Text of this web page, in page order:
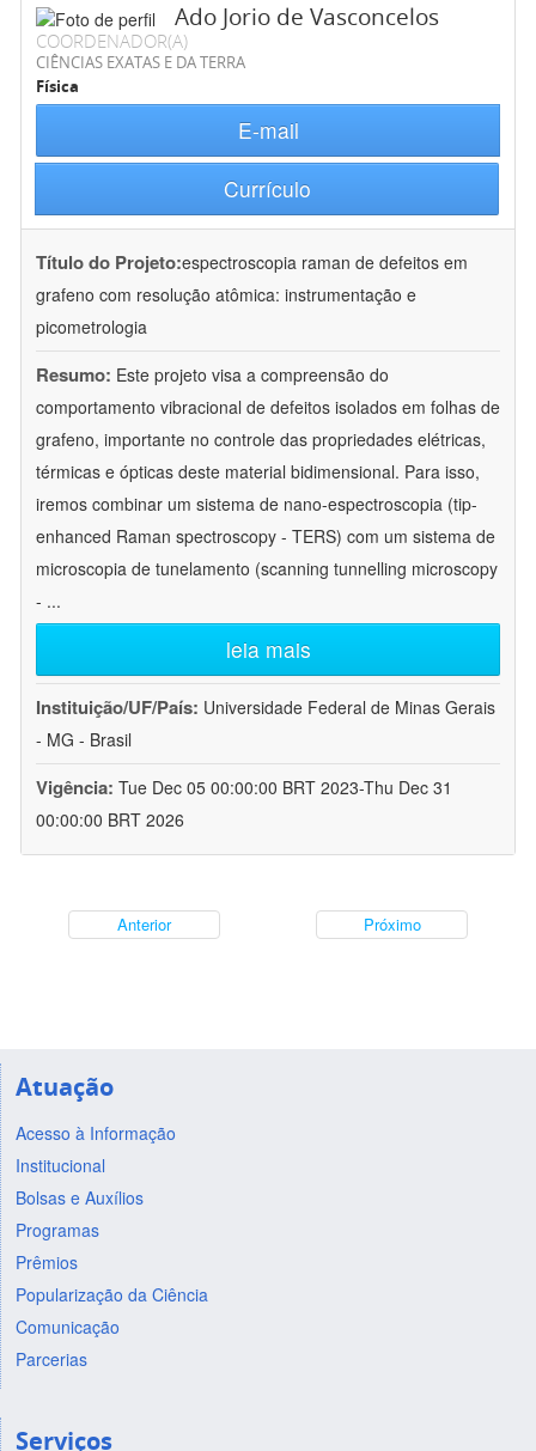
Ado Jorio de Vasconcelos
COORDENADOR(A)
CIÊNCIAS EXATAS E DA TERRA
Física
E-mail
Currículo
Título do Projeto:espectroscopia raman de defeitos em
grafeno com resolução atômica: instrumentação e
picometrologia
Resumo: Este projeto visa a compreensão do
comportamento vibracional de defeitos isolados em folhas de
grafeno, importante no controle das propriedades elétricas,
térmicas e ópticas deste material bidimensional. Para isso,
iremos combinar um sistema de nano-espectroscopia (tip-
enhanced Raman spectroscopy - TERS) com um sistema de
microscopia de tunelamento (scanning tunnelling microscopy
- ...
leia mais
Instituição/UF/País: Universidade Federal de Minas Gerais
- MG - Brasil
Vigência: Tue Dec 05 00:00:00 BRT 2023-Thu Dec 31
00:00:00 BRT 2026
Anterior Próximo
Atuação
Acesso à Informação
Institucional
Bolsas e Auxílios
Programas
Prêmios
Popularização da Ciência
Comunicação
Parcerias
Serviços